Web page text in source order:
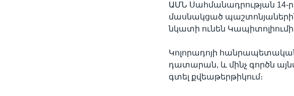
ԱՄՆ Սահմանադրության 14-
մասնակցած
նկատի ունեն
Կոլորադոյի
դատարան, և մինչ գործն
գտել քվեաթերթիկում։